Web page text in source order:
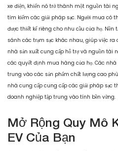
xe điện, khiến nó trở thành một nguồn tài
tìm kiếm các giải pháp sạc. Người mua có
được thiết kế riêng cho nhu cầu của họ.
sánh các trạm sạc khác nhau, giúp việc ra
nhà sản xuất cung cấp hỗ trợ và nguồn tài
các quyết định mua hàng của họ. Các nhà
trung vào các sản phẩm chất lượng cao
nhà cung cấp cung cấp các giải pháp sạc
doanh nghiệp tập trung vào tính bền vững.
Mở Rộng Quy Mô
EV Của Bạn